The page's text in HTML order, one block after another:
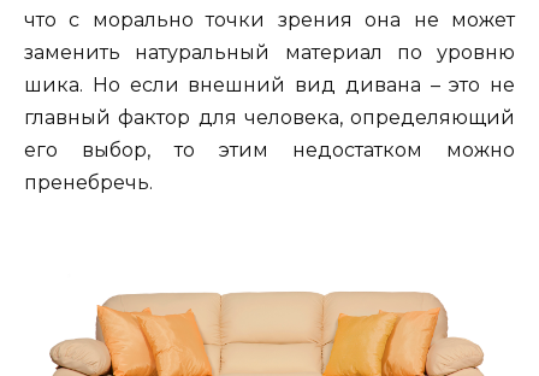
что с морально точки зрения она не может
заменить натуральный материал по уровню
шика. Но если внешний вид дивана – это не
главный фактор для человека, определяющий
его выбор, то этим недостатком можно
пренебречь.